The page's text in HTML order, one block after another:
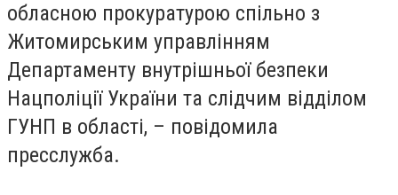
обласною прокуратурою спільно з
Житомирським управлінням
Департаменту внутрішньої безпеки
Нацполіції України та слідчим відділом
ГУНП в області, – повідомила
пресслужба.